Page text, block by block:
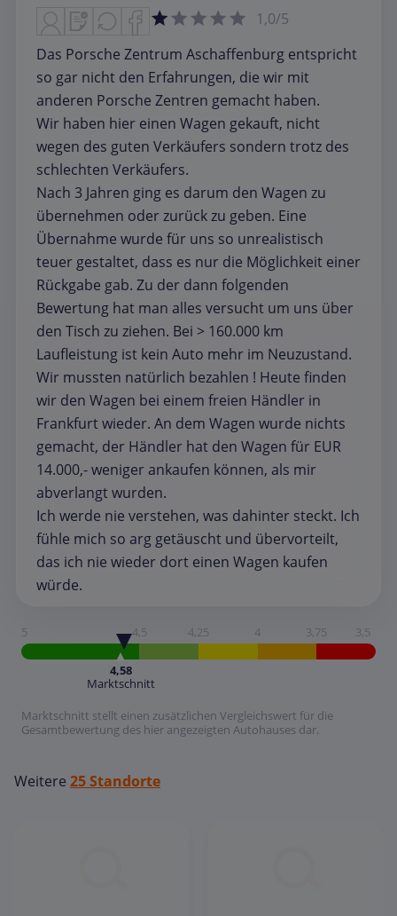
1,0/5
Das Porsche Zentrum Aschaffenburg entspricht
so gar nicht den Erfahrungen, die wir mit
anderen Porsche Zentren gemacht haben.
Wir haben hier einen Wagen gekauft, nicht
wegen des guten Verkäufers sondern trotz des
schlechten Verkäufers.
Nach 3 Jahren ging es darum den Wagen zu
übernehmen oder zurück zu geben. Eine
Übernahme wurde für uns so unrealistisch
teuer gestaltet, dass es nur die Möglichkeit einer
Rückgabe gab. Zu der dann folgenden
Bewertung hat man alles versucht um uns über
den Tisch zu ziehen. Bei > 160.000 km
Laufleistung ist kein Auto mehr im Neuzustand.
Wir mussten natürlich bezahlen ! Heute finden
wir den Wagen bei einem freien Händler in
Frankfurt wieder. An dem Wagen wurde nichts
gemacht, der Händler hat den Wagen für EUR
14.000,- weniger ankaufen können, als mir
abverlangt wurden.
Ich werde nie verstehen, was dahinter steckt. Ich
fühle mich so arg getäuscht und übervorteilt,
das ich nie wieder dort einen Wagen kaufen
würde.
5 4,5 4,25 4 3,75 3,5
4,58
Marktschnitt
Marktschnitt stellt einen zusätzlichen Vergleichswert für die
Gesamtbewertung des hier angezeigten Autohauses dar.
Weitere 25 Standorte